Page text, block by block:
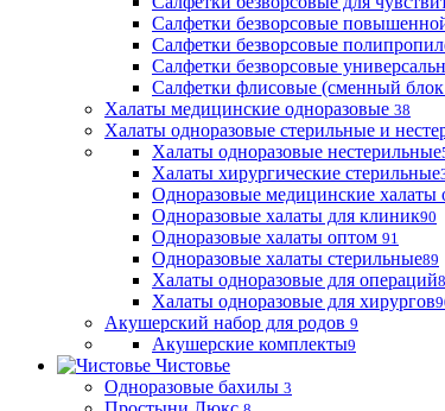
Салфетки безворсовые
Салфетки безворсовые
Салфетки безворсовые
Салфетки флисовые (сменный блок
Халаты медицинские одноразовые 38
Халаты одноразовые стерильные и
Халаты одноразовые нестерильные
Халаты хирургические стерильные
Одноразовые медицинские халаты
Одноразовые халаты для клиник90
Одноразовые халаты оптом 91
Одноразовые халаты стерильные89
Халаты одноразовые для операций
Халаты одноразовые для хирургов
Акушерский набор для родов 9
Акушерские комплекты9
Чистовье
Одноразовые бахилы 3